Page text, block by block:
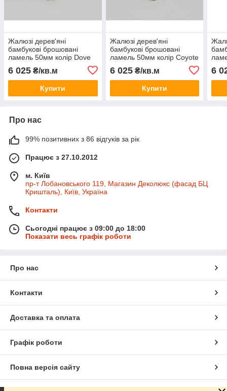
Жалюзі дерев'яні
бамбукові брошовані
ламель 50мм колір Dove
6 025 ₴/кв.м
Купити
Жалюзі дерев'яні
бамбукові брошовані
ламель 50мм колір Coyote
6 025₴/кв.м
Купити
6
Про нас
99% позитивних з 86 відгуків за рік
Працює з 27.10.2012
м. Київ
пр-т Лобановського 119, Магазин Деколюкс (фасад БЦ
Кришталь), Київ, Україна
Контакти
Сьогодні працює з 09:00 до 18:00
Показати весь графік роботи
Про нас
Контакти
Доставка та оплата
Графік роботи
Повна версія сайту